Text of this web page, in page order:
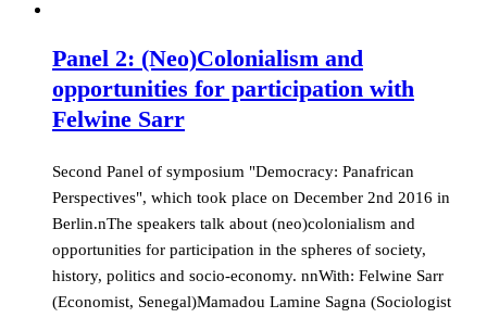
Panel 2: (Neo)Colonialism and
opportunities for participation with
Felwine Sarr
Second Panel of symposium "Democracy: Panafrican
Perspectives", which took place on December 2nd 2016 in
Berlin.nThe speakers talk about (neo)colonialism and
opportunities for participation in the spheres of society,
history, politics and socio-economy. nnWith: Felwine Sarr
(Economist, Senegal)Mamadou Lamine Sagna (Sociologist